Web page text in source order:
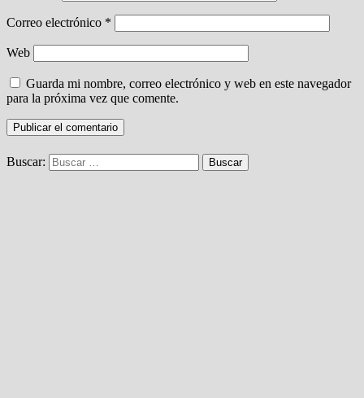
Correo electrónico *
Web
Guarda mi nombre, correo electrónico y web en este navegador
para la próxima vez que comente.
Buscar: